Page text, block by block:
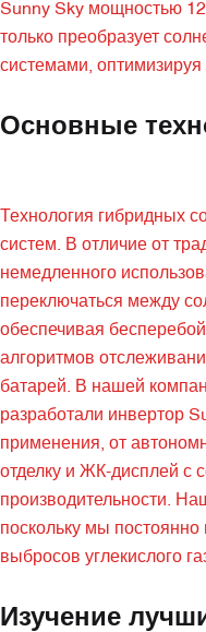
Sunny Sky мощностью
только преобразует
системами, оптимизируя
Основные
Технология гибридных
систем. В отличие от
немедленного
переключаться между
обеспечивая
алгоритмов
батарей. В нашей
разработали инвертор
применения, от
отделку и ЖК-дисплей с
производительности.
поскольку мы
выбросов углекислого
Изучение